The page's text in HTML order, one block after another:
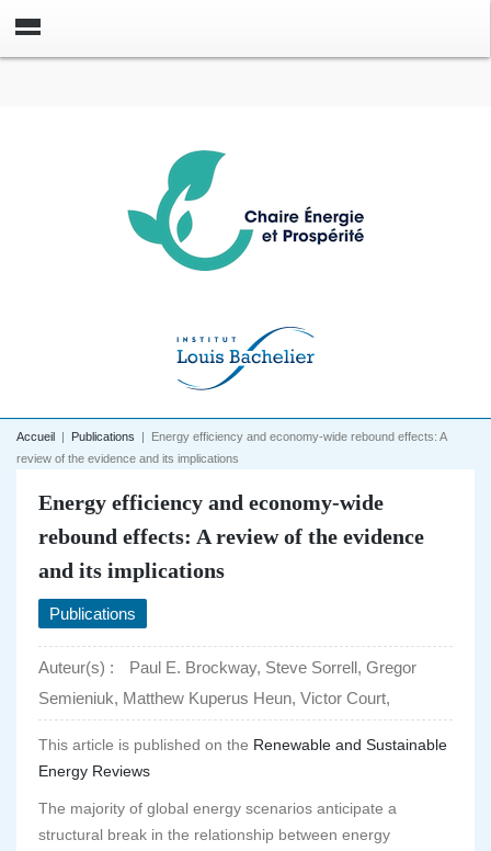
Accueil | Publications | Energy efficiency and economy-wide rebound effects: A
review of the evidence and its implications
Energy efficiency and economy-wide
rebound effects: A review of the evidence
and its implications
Publications
Auteur(s) :
Paul E. Brockway, Steve Sorrell, Gregor
Semieniuk, Matthew Kuperus Heun, Victor Court,
This article is published on the Renewable and Sustainable
Energy Reviews
The majority of global energy scenarios anticipate a
structural break in the relationship between energy